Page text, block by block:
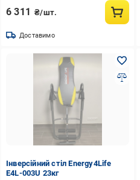
6 311 ₴/шт.
Доставимо
Інверсійний стіл Energy4Life
E4L-003U 23кг